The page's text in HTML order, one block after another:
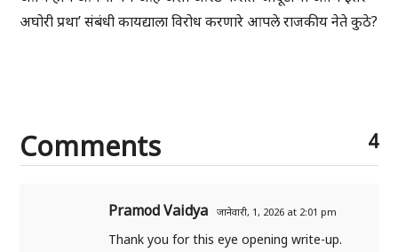
अघोरी प्रथा’ संबंधी कायद्याला विरोध करणारे आपले राजकीय नेते कुठे?
Comments 4
Pramod Vaidya जानेवारी, 1, 2026 at 2:01 pm
Thank you for this eye opening write-up.